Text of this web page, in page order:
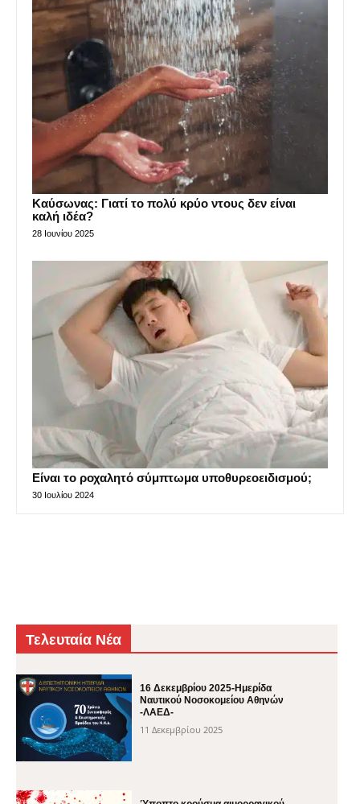
Καύσωνας: Γιατί το πολύ κρύο ντους δεν είναι
καλή ιδέα?
28 Ιουνίου 2025
Είναι το ροχαλητό σύμπτωμα υποθυρεοειδισμού;
30 Ιουλίου 2024
Τελευταία Νέα
16 Δεκεμβρίου 2025-Ημερίδα
Ναυτικού Νοσοκομείου Αθηνών
-ΛΑΕΔ-
11 Δεκεμβρίου 2025